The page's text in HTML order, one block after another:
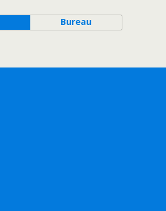
Bureau